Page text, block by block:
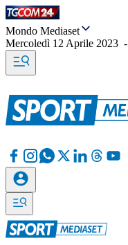
Mondo Mediaset
Mercoledì 12 Aprile 2023 -